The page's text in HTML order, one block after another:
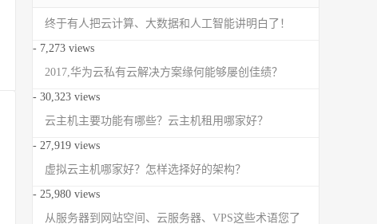
终于有人把云计算、大数据和人工智能讲明白了！
- 7,273 views
2017,华为云私有云解决方案缘何能够屡创佳绩？
- 30,323 views
云主机主要功能有哪些？云主机租用哪家好？
- 27,919 views
虚拟云主机哪家好？怎样选择好的架构？
- 25,980 views
从服务器到网站空间、云服务器、VPS这些术语您了